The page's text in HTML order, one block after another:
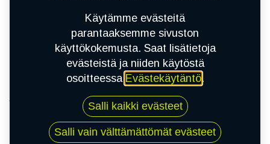
195/65R15 91H BRIDGESTONE WEATHER
CONTROL A005
Käytämme evästeitä
parantaaksemme sivuston
käyttökokemusta. Saat lisätietoja
evästeistä ja niiden käytöstä
osoitteessa Evästekäytäntö.
Salli kaikki evästeet
Salli vain välttämättömät evästeet